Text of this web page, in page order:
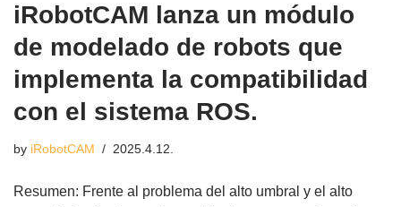
iRobotCAM lanza un módulo
de modelado de robots que
implementa la compatibilidad
con el sistema ROS.
by iRobotCAM 2025.4.12.
Resumen: Frente al problema del alto umbral y el alto